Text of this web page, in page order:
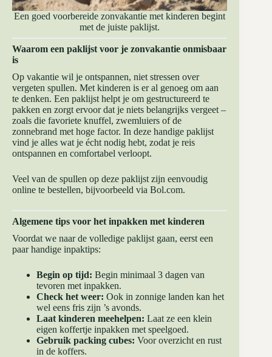
Een goed voorbereide zonvakantie met kinderen begint
met de juiste paklijst.
Waarom een paklijst voor je zonvakantie onmisbaar
is
Op vakantie wil je ontspannen, niet stressen over
vergeten spullen. Met kinderen is er al genoeg om aan
te denken. Een paklijst helpt je om gestructureerd te
pakken en zorgt ervoor dat je niets belangrijks vergeet –
zoals die favoriete knuffel, zwemluiers of de
zonnebrand met hoge factor. In deze handige paklijst
vind je alles wat je écht nodig hebt, zodat je reis
ontspannen en comfortabel verloopt.
Veel van de spullen op deze paklijst zijn eenvoudig
online te bestellen, bijvoorbeeld via Bol.com.
Algemene tips voor het inpakken met kinderen
Voordat we naar de volledige paklijst gaan, eerst een
paar handige inpaktips:
Begin op tijd: Begin minimaal 3 dagen van
tevoren met inpakken.
Check het weer: Ook in zonnige landen kan het
wel eens fris zijn ’s avonds.
Laat kinderen meehelpen: Laat ze een klein
eigen koffertje inpakken met speelgoed.
Gebruik packing cubes: Voor overzicht en rust
in de koffers.